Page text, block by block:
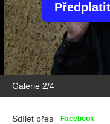
Galerie 2/4
Sdílet přes Facebook